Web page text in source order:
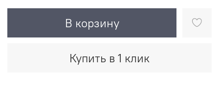
В корзину
Купить в 1 клик